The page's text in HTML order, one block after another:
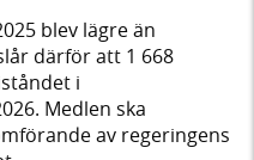
blev lägre än
därför att 1 668
i
Medlen ska
av regeringens